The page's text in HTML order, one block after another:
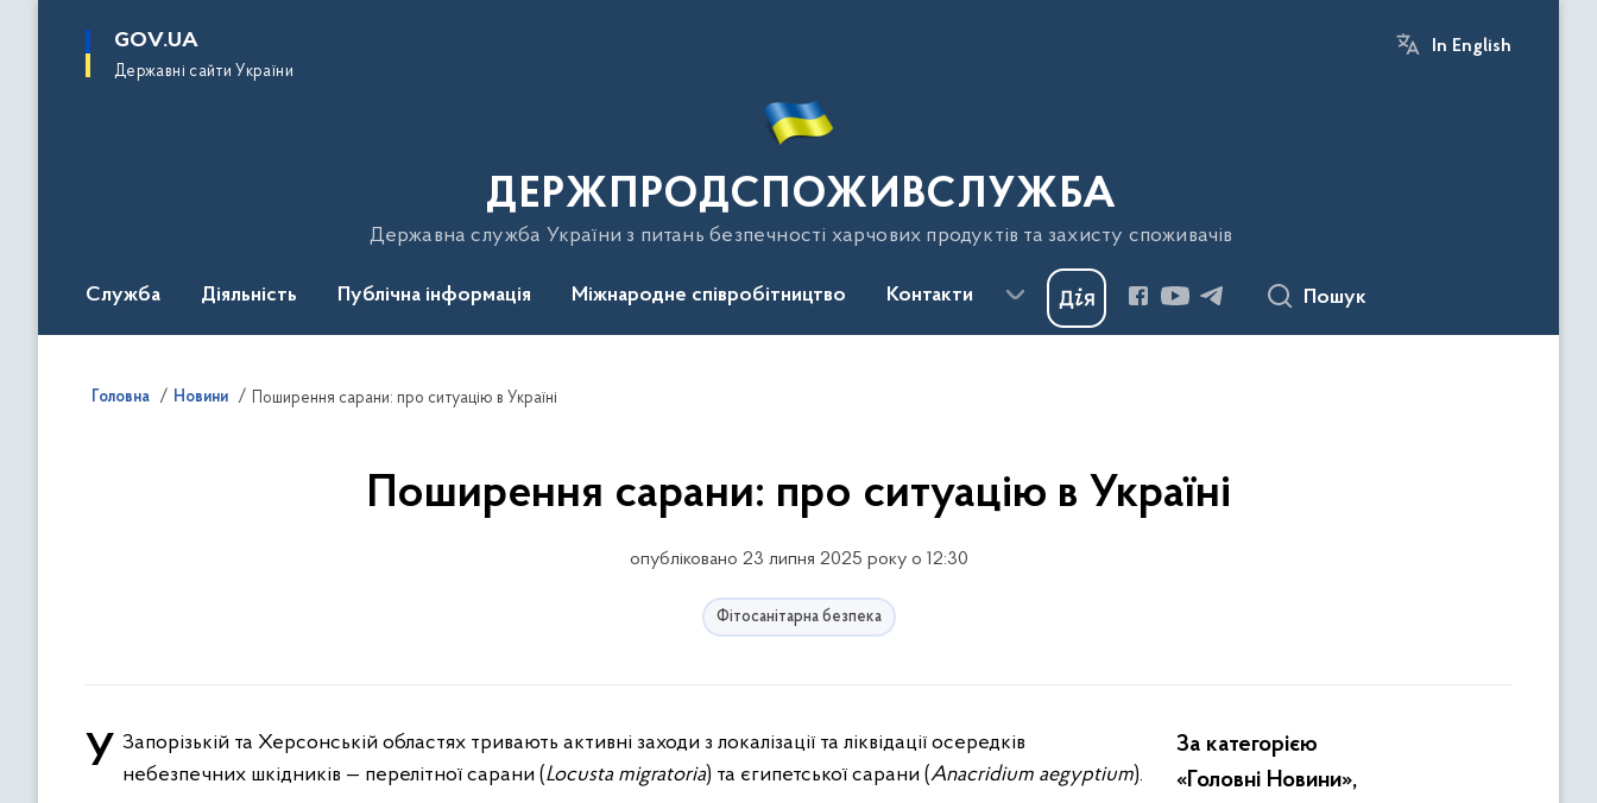
основного
GOV.UA
Державні сайти України
In English
ДЕРЖПРОДСПОЖИВСЛУЖБА
Державна служба України з питань безпечності харчових продуктів та захисту споживачів
Служба Діяльність Публічна інформація Міжнародне співробітництво Контакти Пошук
Головна Новини Поширення сарани: про ситуацію в Україні
Поширення сарани: про ситуацію в Україні
опубліковано 23 липня 2025 року о 12:30
Фітосанітарна безпека
У Запорізькій та Херсонській областях тривають активні заходи з локалізації та ліквідації осередків небезпечних шкідників — перелітної сарани (Locusta migratoria) та єгипетської сарани (Anacridium aegyptium).
За категорією
«Головні Новини»,